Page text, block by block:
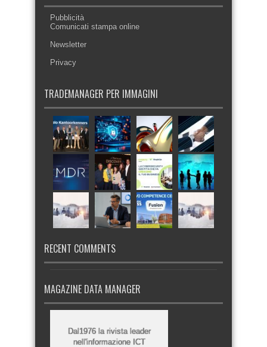
Pubblicità
Comunicati stampa online
Newsletter
Privacy
TRADEMANAGER PER IMMAGINI
RECENT COMMENTS
MAGAZINE DATA MANAGER
Dal1976 la rivista leader
nell'informazione ICT